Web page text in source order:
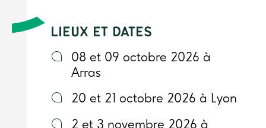
LIEUX ET DATES
08 et 09 octobre 2026 à
Arras
20 et 21 octobre 2026 à Lyon
2 et 3 novembre 2026 à